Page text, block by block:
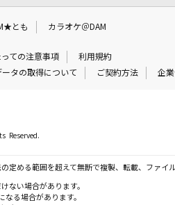
とも カラオケ＠DAM
ての注意事項
利用規約
タの取得について ご契約方法 企
Reserved.
定める範囲を超えて無断で複製、転載、ファイ
ない場合があります。
る場合があります。